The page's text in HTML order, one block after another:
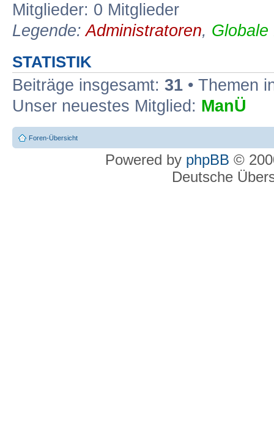
Mitglieder: 0 Mitglieder
Legende:Administratoren, Globale
STATISTIK
Beiträge insgesamt: 31 • Themen
Unser neuestes Mitglied: ManÜ
Foren-Übersicht
Powered by phpBB ©
Deutsche